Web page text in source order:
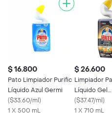
$ 16.800
Pato Limpiador Purific
Líquido Azul Germi
($33.60/ml)
1 X 500 mL
$ 26.600
Limpiador
Líquido Gel
Destructor
(710 Ml)
($37.47/ml)
1 X 710 mL